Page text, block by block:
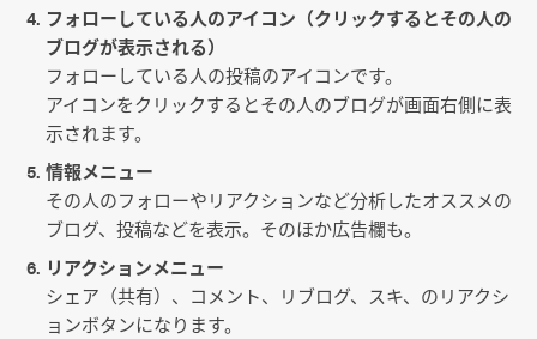
フォローしている人のアイコン（クリックするとその人の
ブログが表示される）
フォローしている人の投稿のアイコンです。
アイコンをクリックするとその人のブログが画面右側に表
示されます。
情報メニュー
その人のフォローやリアクションなど分析したオススメの
ブログ、投稿などを表示。そのほか広告欄も。
リアクションメニュー
シェア（共有）、コメント、リブログ、スキ、のリアクシ
ョンボタンになります。